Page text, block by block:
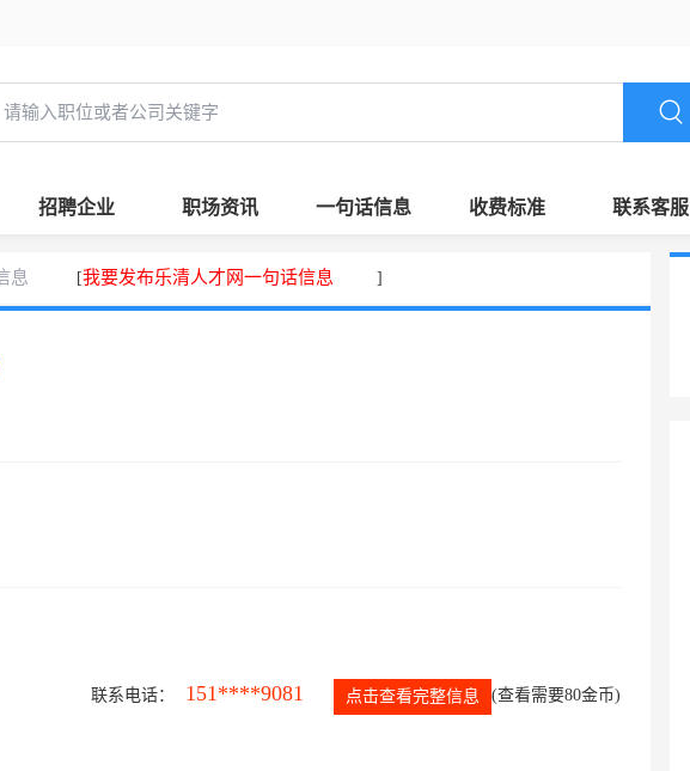
招聘企业 职场资讯 一句话信息 收费标准 联系客服
息 [我要发布乐清人才网一句话信息 ]
联系电话： 151****9081 点击查看完整信息 (查看需要80金币)